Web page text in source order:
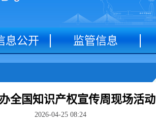
息公开 监管信息
全国知识产权宣传周现场活动
2026-04-25 08:24